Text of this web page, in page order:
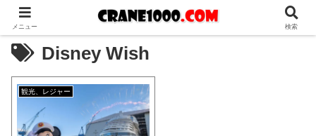
Disney Wish
観光、レジャー
メニュー 検索